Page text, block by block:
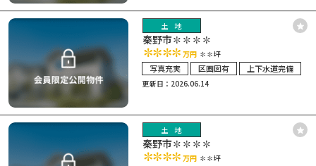
土地
秦野市✽✽✽✽
✽✽✽✽ 万円 ✽✽坪
写真充実 区画図有 上下水道完備
更新日：2026.06.14
土地
秦野市✽✽✽✽
✽✽✽✽ 万円 ✽✽坪